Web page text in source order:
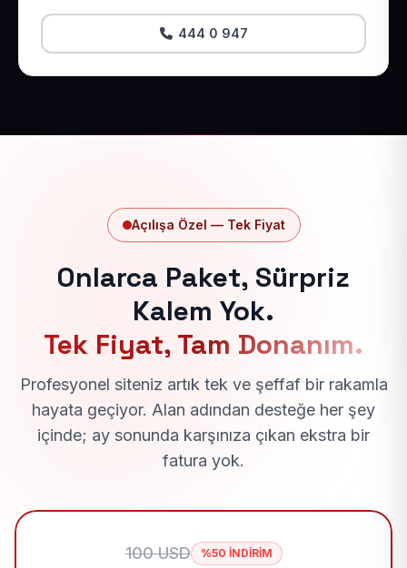
444 0 947
Açılışa Özel — Tek Fiyat
Onlarca Paket, Sürpriz
Kalem Yok.
Tek Fiyat, Tam Donanım.
Profesyonel siteniz artık tek ve şeffaf bir rakamla
hayata geçiyor. Alan adından desteğe her şey
içinde; ay sonunda karşınıza çıkan ekstra bir
fatura yok.
100 USD %50 İNDİRİM